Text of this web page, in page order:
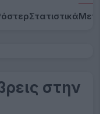
Στατιστικά
στην